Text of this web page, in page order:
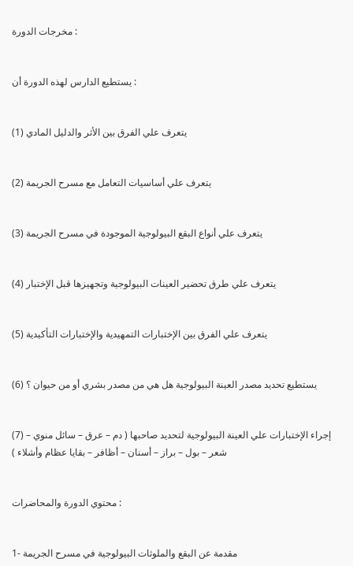
مخرجات الدورة :
يستطيع الدارس لهذه الدورة أن :
(1) يتعرف علي الفرق بين الأثر والدليل المادي
(2) يتعرف علي أساسيات التعامل مع مسرح الجريمة
(3) يتعرف علي أنواع البقع البيولوجية الموجودة في مسرح الجريمة
(4) يتعرف علي طرق تحضير العينات البيولوجية وتجهيزها قبل الإختبار
(5) يتعرف علي الفرق بين الإختبارات التمهيدية والإختبارات التأكيدية
(6) يستطيع تحديد مصدر العينة البيولوجية هل هي من مصدر بشري أو من حيوان ؟
(7) إجراء الإختبارات علي العينة البيولوجية لتحديد صاحبها ( دم – عرق – سائل منوي –
شعر – بول – براز – أسنان – أظافر – بقايا عظام وأشلاء )
محتوي الدورة والمحاضرات :
1- مقدمة عن البقع والملوثات البيولوجية في مسرح الجريمة